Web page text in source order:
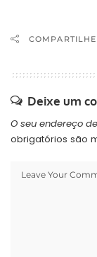
COMPARTILHE
Deixe um
O seu endereço
obrigatórios são